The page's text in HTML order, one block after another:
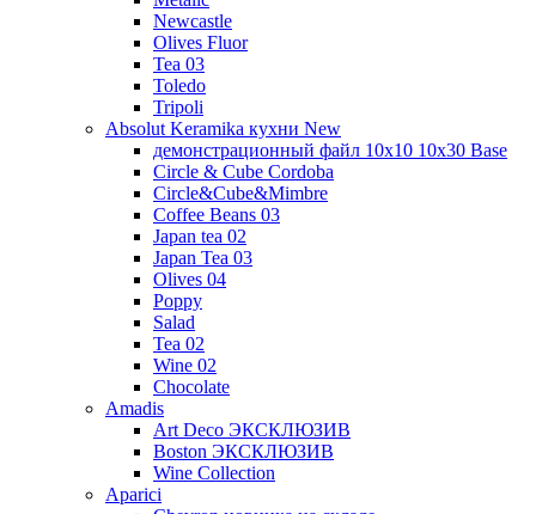
Newcastle
Olives Fluor
Tea 03
Toledo
Tripoli
Absolut Keramika кухни New
демонстрационный файл 10x10 10x30 Base
Circle & Cube Cordoba
Circle&Cube&Mimbre
Coffee Beans 03
Japan tea 02
Japan Tea 03
Olives 04
Poppy
Salad
Tea 02
Wine 02
Chocolate
Amadis
Art Deco ЭКСКЛЮЗИВ
Boston ЭКСКЛЮЗИВ
Wine Collection
Aparici